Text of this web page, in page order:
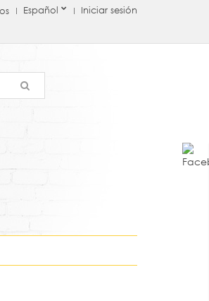
Iniciar sesión
Español